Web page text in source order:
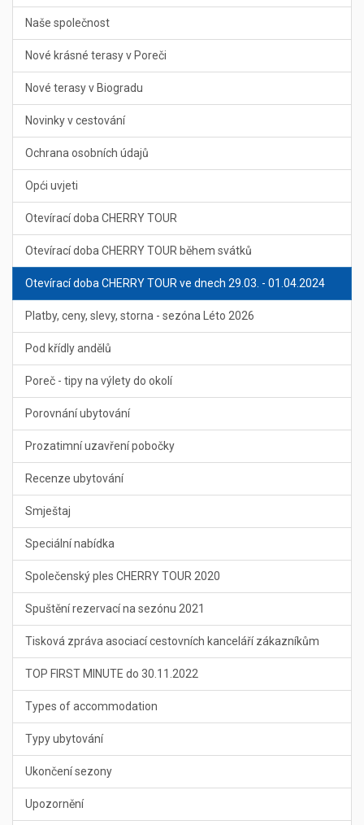
Naše společnost
Nové krásné terasy v Poreči
Nové terasy v Biogradu
Novinky v cestování
Ochrana osobních údajů
Opći uvjeti
Otevírací doba CHERRY TOUR
Otevírací doba CHERRY TOUR během svátků
Otevírací doba CHERRY TOUR ve dnech 29.03. - 01.04.2024
Platby, ceny, slevy, storna - sezóna Léto 2026
Pod křídly andělů
Poreč - tipy na výlety do okolí
Porovnání ubytování
Prozatimní uzavření pobočky
Recenze ubytování
Smještaj
Speciální nabídka
Společenský ples CHERRY TOUR 2020
Spuštění rezervací na sezónu 2021
Tisková zpráva asociací cestovních kanceláří zákazníkům
TOP FIRST MINUTE do 30.11.2022
Types of accommodation
Typy ubytování
Ukončení sezony
Upozornění